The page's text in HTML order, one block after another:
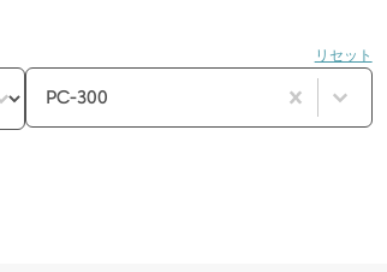
リセット
product_filter_accessories（プロ
コンテンツを選択
PC-300
コンテンツを選択